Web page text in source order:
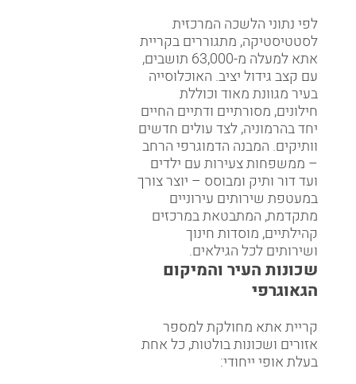
לפי נתוני הלשכה המרכזית
לסטטיסטיקה, מתגוררים בקריית
אתא למעלה מ-63,000 תושבים,
עם קצב גידול יציב. האוכלוסייה
בעיר מגוונת מאוד וכוללת
חילונים, מסורתיים ודתיים החיים
יחד בהרמוניה, לצד עולים חדשים
וותיקים. המבנה הדמוגרפי הרחב
– ממשפחות צעירות עם ילדים
ועד דור ותיק ומבוסס – יוצר צורך
במעטפת שירותים עירוניים
מתקדמת, המתבטאת במרכזים
קהילתיים, מוסדות חינוך
ושירותים לכל הגילאים.
שכונות העיר והמיקום
הגאוגרפי
קריית אתא מחולקת למספר
אזורים ושכונות בולטות, כל אחת
בעלת אופי ייחודי: